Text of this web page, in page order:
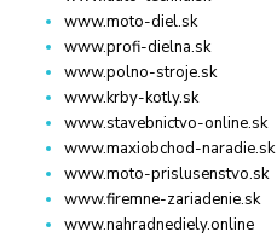
www.moto-diel.sk
www.profi-dielna.sk
www.polno-stroje.sk
www.krby-kotly.sk
www.stavebnictvo-online.sk
www.maxiobchod-naradie.sk
www.moto-prislusenstvo.sk
www.firemne-zariadenie.sk
www.nahradnediely.online